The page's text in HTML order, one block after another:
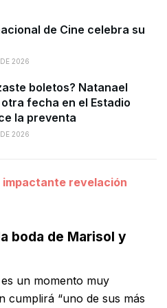
de Cine celebra su
2026
boletos? Natanael
fecha en el Estadio
la preventa
2026
revelación
boda de Marisol y
un momento muy
cumplirá “uno de sus más